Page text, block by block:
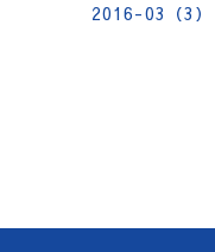
2016-03（3）